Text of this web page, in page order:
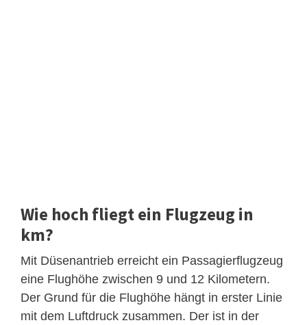
Wie hoch fliegt ein Flugzeug in
km?
Mit Düsenantrieb erreicht ein Passagierflugzeug
eine Flughöhe zwischen 9 und 12 Kilometern.
Der Grund für die Flughöhe hängt in erster Linie
mit dem Luftdruck zusammen. Der ist in der